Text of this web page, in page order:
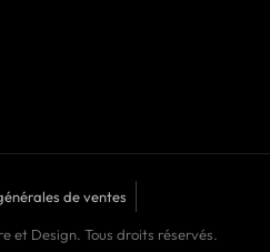
de ventes
Design. Tous droits réservés.